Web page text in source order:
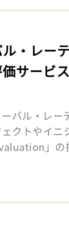
ル・レー
サービ
バル・レー
クトやイ
」